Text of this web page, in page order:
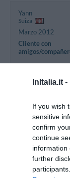
InItalia.it -
If you wish
sensitive
confirm
continue
information
further
Yann
Suiza
Marzo 2012
Cliente con
amigos/
Cliente de
individual
Finlandia
Enero 2012